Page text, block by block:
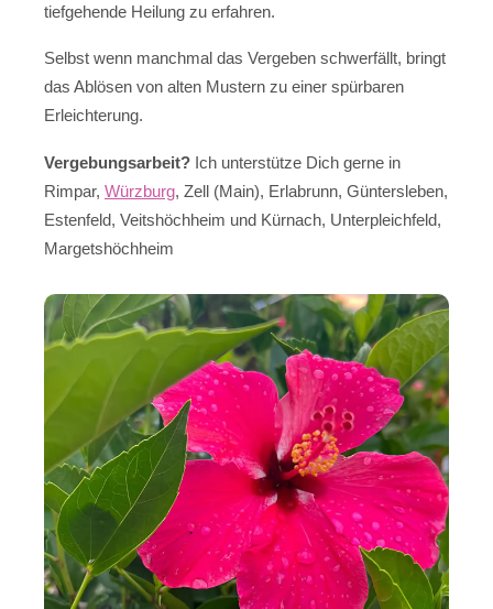
tiefgehende Heilung zu erfahren.
Selbst wenn manchmal das Vergeben schwerfällt, bringt
das Ablösen von alten Mustern zu einer spürbaren
Erleichterung.
Vergebungsarbeit? Ich unterstütze Dich gerne in
Rimpar, Würzburg, Zell (Main), Erlabrunn, Güntersleben,
Estenfeld, Veitshöchheim und Kürnach, Unterpleichfeld,
Margetshöchheim